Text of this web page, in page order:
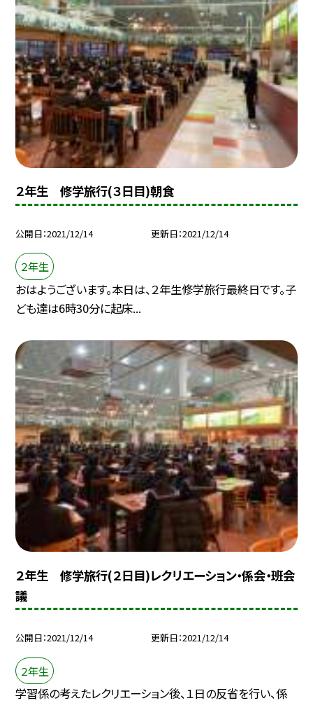
２年生 修学旅行(３日目)朝食
公開日 2021/12/14 更新日 2021/12/14
２年生
おはようございます。本日は、２年生修学旅行最終日です。子
ども達は6時30分に起床...
２年生 修学旅行(２日目)レクリエーション・係会・班会
議
公開日 2021/12/14 更新日 2021/12/14
２年生
学習係の考えたレクリエーション後、１日の反省を行い、係